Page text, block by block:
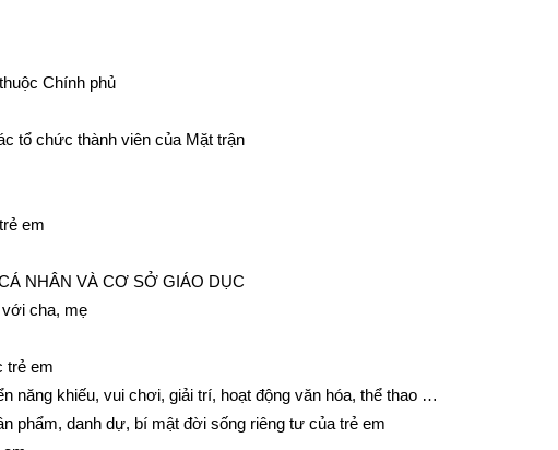
Chính phủ
tổ chức thành viên của Mặt trận
em
NHÂN VÀ CƠ SỞ GIÁO DỤC
cha, mẹ
trẻ em
năng khiếu, vui chơi, giải trí, hoạt động văn hóa, thể thao …
phẩm, danh dự, bí mật đời sống riêng tư của trẻ em